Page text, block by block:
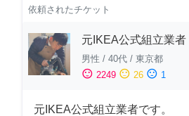
依頼されたチケット
元IKEA公式組立業
男性 / 40代 / 東京都
sentiment_satisfied 2249 sentiment_neutral 26 sentiment_dissatisfied 1
元IKEA公式組立業者です。